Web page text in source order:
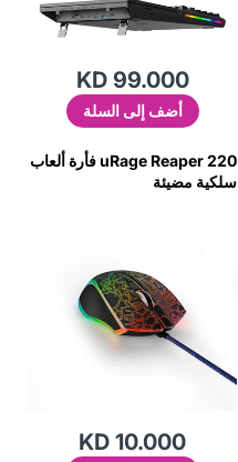
KD 99.000
أضف إلى السلة
uRage Reaper 220 فأرة ألعاب
سلكية مضيئة
KD 10.000